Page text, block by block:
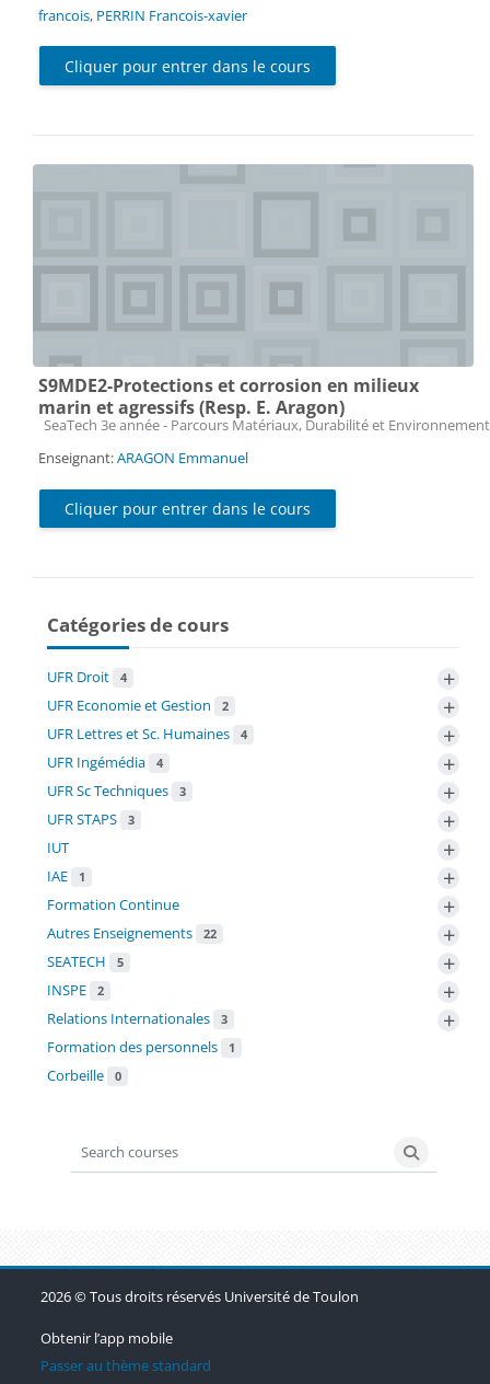
francois, PERRIN Francois-xavier
Cliquer pour entrer dans le cours
S9MDE2-Protections et corrosion en milieux
marin et agressifs (Resp. E. Aragon)
Catégorie de cours
SeaTech 3e année - Parcours Matériaux, Durabilité et Environnement
Enseignant:ARAGON Emmanuel
Cliquer pour entrer dans le cours
Catégories de cours
UFR Droit 4 +
UFR Economie et Gestion 2 +
UFR Lettres et Sc. Humaines 4 +
UFR Ingémédia 4 +
UFR Sc Techniques 3 +
UFR STAPS 3 +
IUT +
IAE 1 +
Formation Continue +
Autres Enseignements 22 +
SEATECH 5 +
INSPE 2 +
Relations Internationales 3 +
Formation des personnels 1
Corbeille 0
Search courses
Search
Blocs
Blocs
Blocs
2026 © Tous droits réservés Université de Toulon
Obtenir l’app mobile
Passer au thème standard